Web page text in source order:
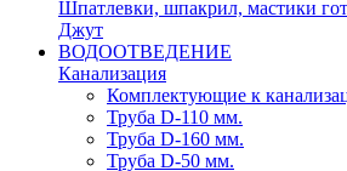
Шпатлевки, шпакрил, мастики
Джут
ВОДООТВЕДЕНИЕ
Канализация
Комплектующие к
Труба D-110 мм.
Труба D-160 мм.
Труба D-50 мм.